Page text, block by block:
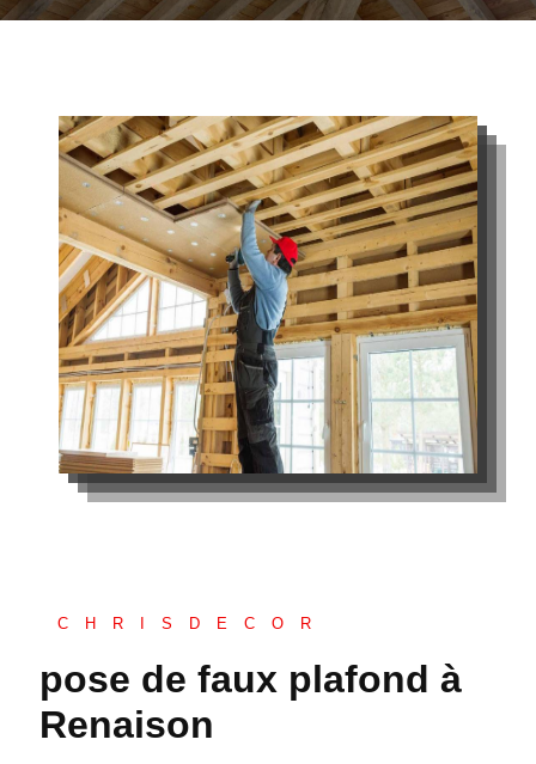
CHRISDECOR
pose de faux plafond à
Renaison